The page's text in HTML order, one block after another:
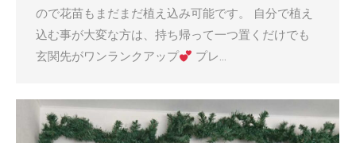
ので花苗もまだまだ植え込み可能です。 自分で植え
込む事が大変な方は、持ち帰って一つ置くだけでも
玄関先がワンランクアップ
プレ…